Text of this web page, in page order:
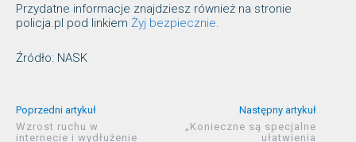
Przydatne informacje znajdziesz również na stronie
policja.pl pod linkiem Żyj bezpiecznie
Źródło: NASK
Poprzedni artykuł
Wzrost ruchu w
internecie i wydłużenie
Następny artykuł
„Konieczne są specjalne
ułatwienia